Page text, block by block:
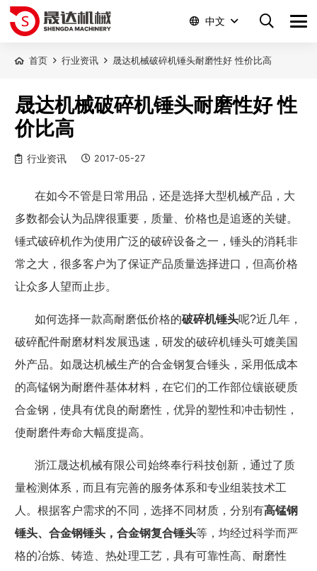
中文
首页 行业资讯 晟达机械破碎机锤头耐磨性好 性价比高
晟达机械破碎机锤头耐磨性好 性
价比高
行业资讯 2017-05-27
在如今不管是 日常用品，还是选择大型机械产品， 大
多数都会认为品牌很重要，质量、价格也是追逐的关键。
锤式破碎机作为使用广泛的破碎设备之一， 锤头的消耗非
常之大，很多客户为了保证产品质量选择进口 ，但高价格
让众多人望而止步。
如何选择一款高耐磨低价格的破碎机锤头呢?近几年，
破碎配件耐磨材料发展迅速，研发的破碎机锤头可媲美国
外产品。如晟达机械生产的合金钢复合锤头， 采用低成本
的高锰钢为耐磨件基体材料，在它们的工作部位镶嵌硬质
合金钢 ，使具有优良的耐磨性，优异的塑性和冲击韧性，
使耐磨件寿命大幅度提高。
浙江晟达机械有限公司 始终奉行科技创新，通过了质
量检测体系，而且有完善的服务体系和专业组装技术工
人。根据客户需求的不同， 选择不同材质 ，分别 有高锰钢
锤头、 合金钢锤头，合金钢复合锤头等 ，均经过科学而严
格的冶炼、铸造、热处理工艺，具有可靠性高、耐磨性